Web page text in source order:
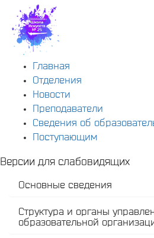
Главная
Отделения
Новости
Преподаватели
Сведения об
Поступающим
Версии для слабовидящих
Основные сведения
Структура и органы
образовательной